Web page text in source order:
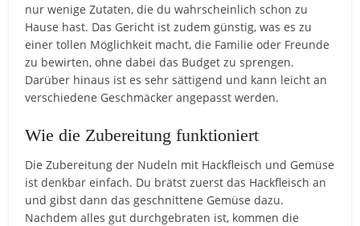
nur wenige Zutaten, die du wahrscheinlich schon zu
Hause hast. Das Gericht ist zudem günstig, was es zu
einer tollen Möglichkeit macht, die Familie oder Freunde
zu bewirten, ohne dabei das Budget zu sprengen.
Darüber hinaus ist es sehr sättigend und kann leicht an
verschiedene Geschmäcker angepasst werden.
Wie die Zubereitung funktioniert
Die Zubereitung der Nudeln mit Hackfleisch und Gemüse
ist denkbar einfach. Du brätst zuerst das Hackfleisch an
und gibst dann das geschnittene Gemüse dazu.
Nachdem alles gut durchgebraten ist, kommen die